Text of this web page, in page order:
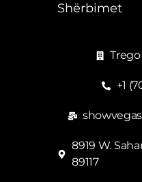
Shërbimet
+1
8919 W.
89117